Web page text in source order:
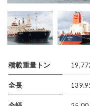
積載重量トン
全長